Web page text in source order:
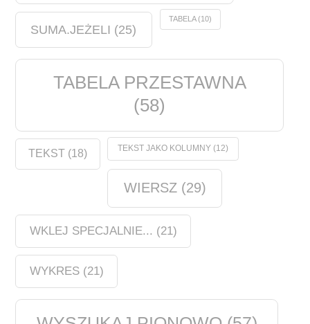
SUMA.JEŻELI (25)
TABELA(10)
TABELA PRZESTAWNA
(58)
TEKST (18) TEKST JAKO KOLUMNY(12)
WIERSZ(29)
WKLEJ SPECJALNIE... (21)
WYKRES(21)